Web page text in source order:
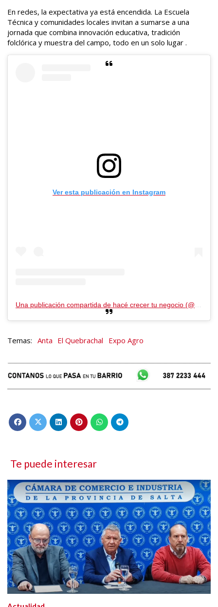
En redes, la expectativa ya está encendida. La Escuela
Técnica y comunidades locales invitan a sumarse a una
jornada que combina innovación educativa, tradición
folclórica y muestra del campo, todo en un solo lugar .
Ver esta publicación en Instagram
Anta El Quebrachal Expo Agro
Te puede interesar